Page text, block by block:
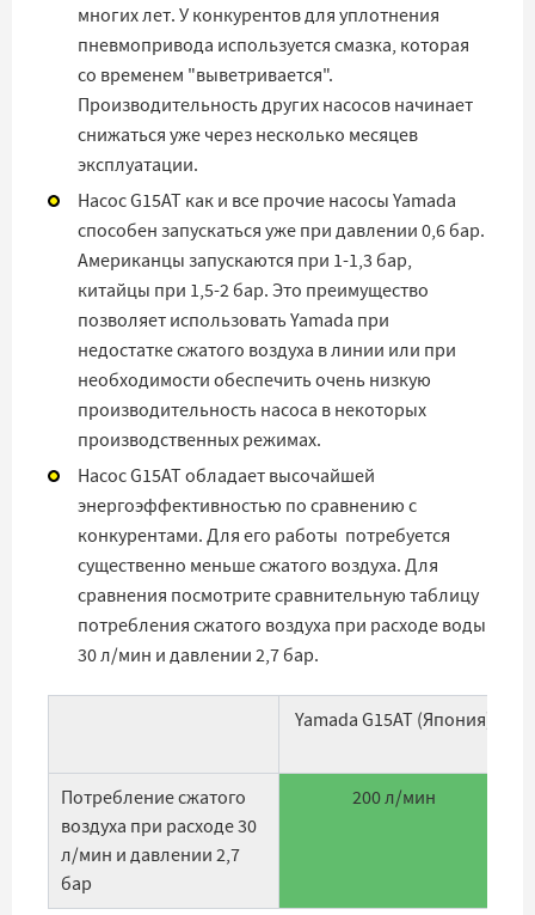
многих лет. У конкурентов для уплотнения
пневмопривода используется смазка, которая
со временем "выветривается".
Производительность других насосов начинает
снижаться уже через несколько месяцев
эксплуатации.
Насос G15AT как и все прочие насосы Yamada
способен запускаться уже при давлении 0,6 бар.
Американцы запускаются при 1-1,3 бар,
китайцы при 1,5-2 бар. Это преимущество
позволяет использовать Yamada при
недостатке сжатого воздуха в линии или при
необходимости обеспечить очень низкую
производительность насоса в некоторых
производственных режимах.
Насос G15AT обладает высочайшей
энергоэффективностью по сравнению с
конкурентами. Для его работы потребуется
существенно меньше сжатого воздуха. Для
сравнения посмотрите сравнительную таблицу
потребления сжатого воздуха при расходе воды
30 л/мин и давлении 2,7 бар.
Yamada G15AT (Япония)
Потребление сжатого
воздуха при расходе 30
л/мин и давлении 2,7
бар
200 л/мин